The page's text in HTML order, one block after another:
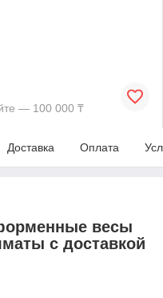
— 100 000 ₸
Доставка Оплата
весы
с доставкой